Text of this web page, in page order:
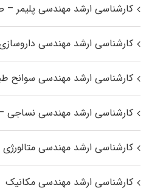
کارشناسی ارشد مهندسی پلیمر –
کارشناسی ارشد مهندسی
کارشناسی ارشد مهندسی سوانح
کارشناسی ارشد مهندسی نساجی
کارشناسی ارشد مهندسی متالورژی
کارشناسی ارشد مهندسی مکانیک